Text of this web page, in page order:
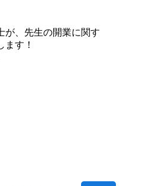
、 先生の開業に関す
ます！